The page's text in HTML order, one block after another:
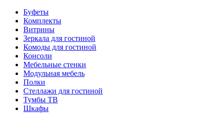
Буфеты
Комплекты
Витрины
Зеркала для гостиной
Комоды для гостиной
Консоли
Мебельные стенки
Модульная мебель
Полки
Стеллажи для гостиной
Тумбы ТВ
Шкафы